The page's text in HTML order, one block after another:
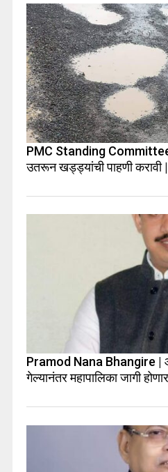
PMC Standing Committee |
उतरून खड्ड्यांची पाहणी करावी |
Pramod Nana Bhangire |
गेल्यानंतर महापालिका जागी